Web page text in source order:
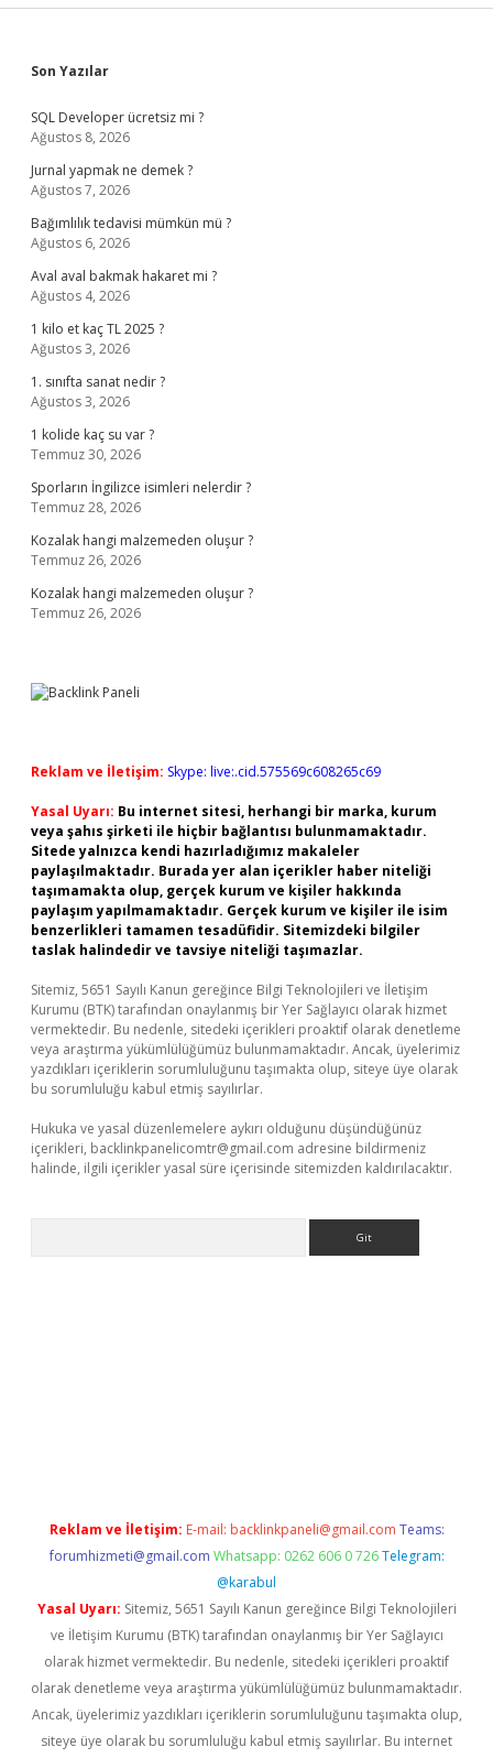
Sidebar
Son Yazılar
SQL Developer ücretsiz mi ?
Ağustos 8, 2026
Jurnal yapmak ne demek ?
Ağustos 7, 2026
Bağımlılık tedavisi mümkün mü ?
Ağustos 6, 2026
Aval aval bakmak hakaret mi ?
Ağustos 4, 2026
1 kilo et kaç TL 2025 ?
Ağustos 3, 2026
1. sınıfta sanat nedir ?
Ağustos 3, 2026
1 kolide kaç su var ?
Temmuz 30, 2026
Sporların İngilizce isimleri nelerdir ?
Temmuz 28, 2026
Kozalak hangi malzemeden oluşur ?
Temmuz 26, 2026
Kozalak hangi malzemeden oluşur ?
Temmuz 26, 2026
Reklam ve İletişim: Skype: live:.cid.575569c608265c69
Yasal Uyarı: Bu internet sitesi, herhangi bir marka, kurum
veya şahıs şirketi ile hiçbir bağlantısı bulunmamaktadır.
Sitede yalnızca kendi hazırladığımız makaleler
paylaşılmaktadır. Burada yer alan içerikler haber niteliği
taşımamakta olup, gerçek kurum ve kişiler hakkında
paylaşım yapılmamaktadır. Gerçek kurum ve kişiler ile isim
benzerlikleri tamamen tesadüfidir. Sitemizdeki bilgiler
taslak halindedir ve tavsiye niteliği taşımazlar.
Sitemiz, 5651 Sayılı Kanun gereğince Bilgi Teknolojileri ve İletişim
Kurumu (BTK) tarafından onaylanmış bir Yer Sağlayıcı olarak hizmet
vermektedir. Bu nedenle, sitedeki içerikleri proaktif olarak denetleme
veya araştırma yükümlülüğümüz bulunmamaktadır. Ancak, üyelerimiz
yazdıkları içeriklerin sorumluluğunu taşımakta olup, siteye üye olarak
bu sorumluluğu kabul etmiş sayılırlar.
Hukuka ve yasal düzenlemelere aykırı olduğunu düşündüğünüz
içerikleri, backlinkpanelicomtr@gmail.com adresine bildirmeniz
halinde, ilgili içerikler yasal süre içerisinde sitemizden kaldırılacaktır.
Reklam ve İletişim: E-mail: backlinkpaneli@gmail.com Teams:
forumhizmeti@gmail.com Whatsapp: 0262 606 0 726 Telegram:
@karabul
Yasal Uyarı: Sitemiz, 5651 Sayılı Kanun gereğince Bilgi Teknolojileri
ve İletişim Kurumu (BTK) tarafından onaylanmış bir Yer Sağlayıcı
olarak hizmet vermektedir. Bu nedenle, sitedeki içerikleri proaktif
olarak denetleme veya araştırma yükümlülüğümüz bulunmamaktadır.
Ancak, üyelerimiz yazdıkları içeriklerin sorumluluğunu taşımakta olup,
siteye üye olarak bu sorumluluğu kabul etmiş sayılırlar. Bu internet